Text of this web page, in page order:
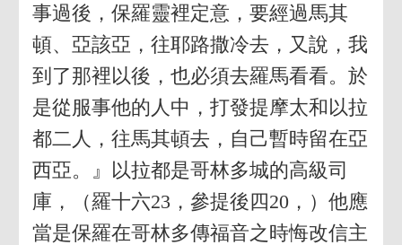
事過後，保羅靈裡定意，要經過馬其
頓、亞該亞，往耶路撒冷去，又說，我
到了那裡以後，也必須去羅馬看看。於
是從服事他的人中，打發提摩太和以拉
都二人，往馬其頓去，自己暫時留在亞
西亞。』以拉都是哥林多城的高級司
庫，（羅十六23，參提後四20，）他應
當是保羅在哥林多傳福音之時悔改信主